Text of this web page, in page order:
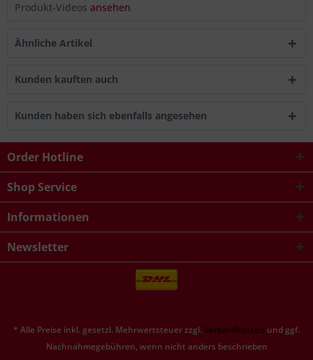
Produkt-Videos ansehen
Ähnliche Artikel
Kunden kauften auch
Kunden haben sich ebenfalls angesehen
Order Hotline
Shop Service
Informationen
Newsletter
* Alle Preise inkl. gesetzl. Mehrwertsteuer zzgl. Versandkosten und ggf.
Nachnahmegebühren, wenn nicht anders beschrieben